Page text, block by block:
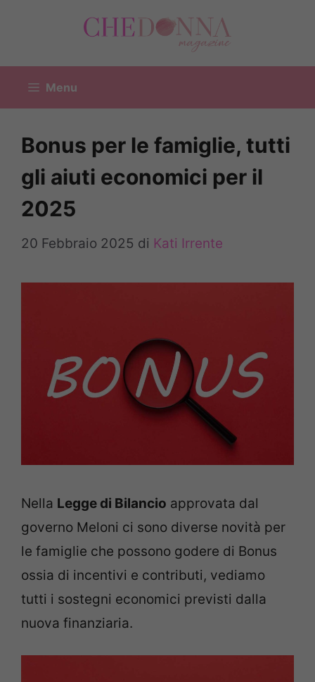
Menu
Bonus per le famiglie, tutti
gli aiuti economici per il
2025
20 Febbraio 2025 di Kati Irrente
Nella Legge di Bilancio approvata dal
governo Meloni ci sono diverse novità per
le famiglie che possono godere di Bonus
ossia di incentivi e contributi, vediamo
tutti i sostegni economici previsti dalla
nuova finanziaria.